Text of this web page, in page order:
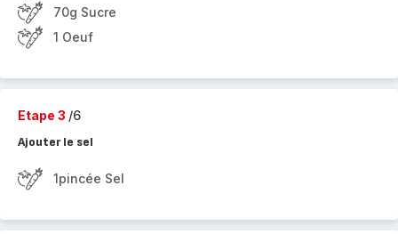
70g Sucre
1 Oeuf
Etape 3 /6
Ajouter le sel
1pincée Sel